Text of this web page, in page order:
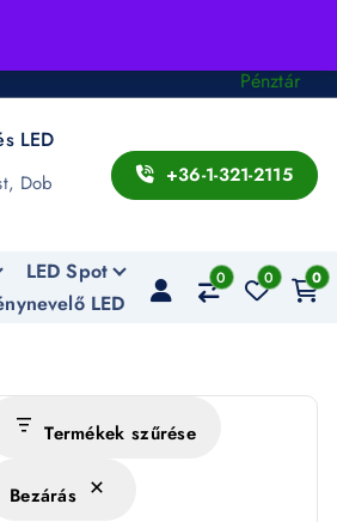
Pénztár
LED
Dob
+36-1-321-2115
LED Spot
LED
0 0 0
Termékek szűrése
Bezárás